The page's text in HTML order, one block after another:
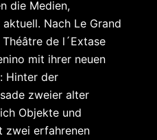
die Medien,
Nach Le Grand
de l´Extase
mit ihrer neuen
Hinter der
zweier alter
Objekte und
zwei erfahrenen